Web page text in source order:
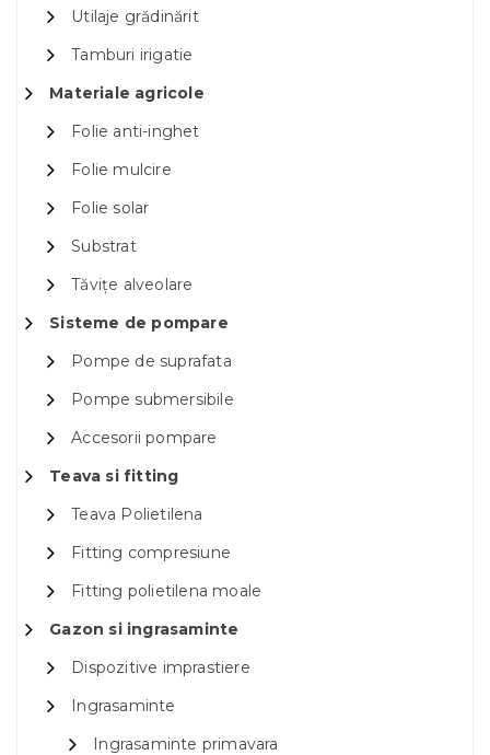
Utilaje grădinărit
Tamburi irigatie
Materiale agricole
Folie anti-inghet
Folie mulcire
Folie solar
Substrat
Tăvițe alveolare
Sisteme de pompare
Pompe de suprafata
Pompe submersibile
Accesorii pompare
Teava si fitting
Teava Polietilena
Fitting compresiune
Fitting polietilena moale
Gazon si ingrasaminte
Dispozitive imprastiere
Ingrasaminte
Ingrasaminte primavara